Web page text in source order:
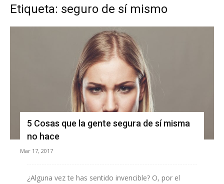
Etiqueta: seguro de sí mismo
5 Cosas que la gente segura de sí misma
no hace
Mar 17, 2017
¿Alguna vez te has sentido invencible? O, por el